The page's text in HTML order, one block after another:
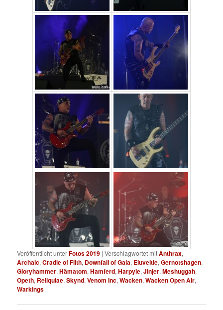
Veröffentlicht unterFotos 2019 |Verschlagwortet mitAnthrax,
Archaic,Cradle of Filth, Downfall of Gaia, Eluveitie,Gernotshagen,
Gloryhammer,Hämatom,Hamferd,Harpyie,Jinjer,Meshuggah,
Opeth, Reliquiae,Skynd,Venom Inc,Wacken,Wacken Open Air,
Warkings